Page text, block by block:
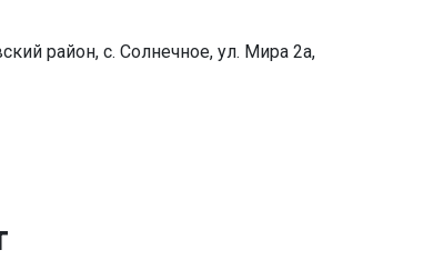
район, с. Солнечное, ул. Мира 2а,